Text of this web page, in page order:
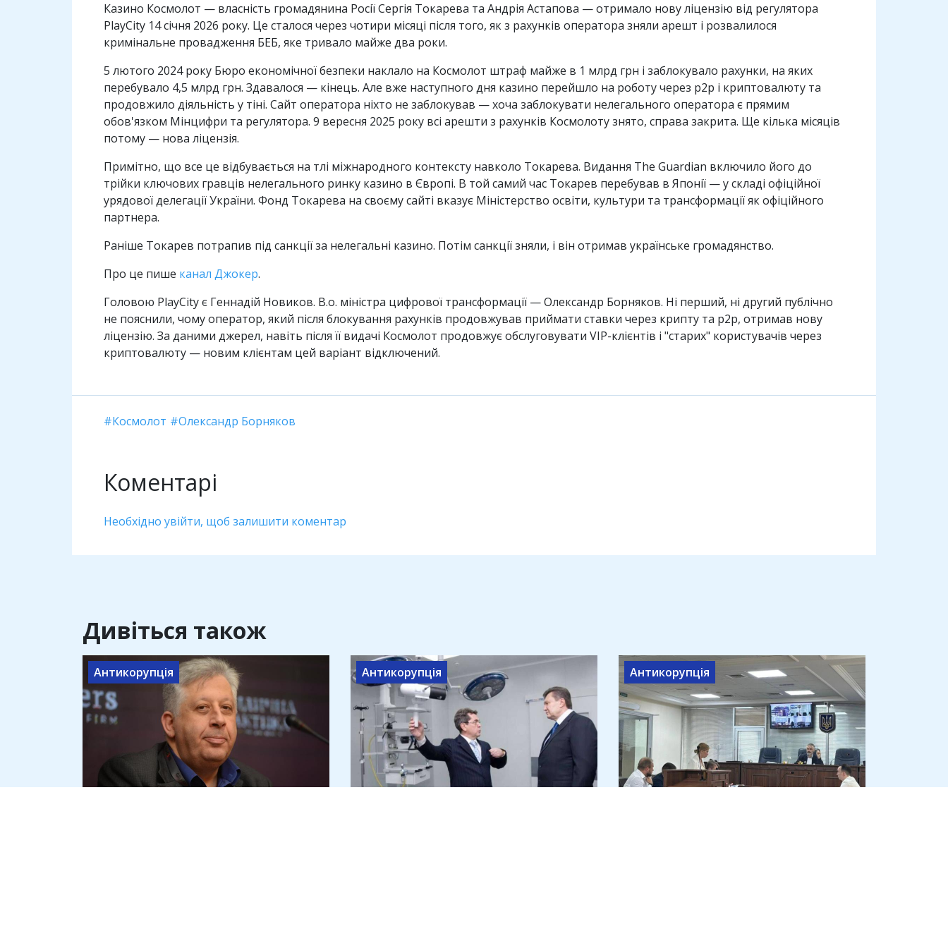
Казино Космолот — власність громадянина Росії Сергія Токарева та Андрія Астапова — отримало нову ліцензію від регулятора
PlayCity 14 січня 2026 року. Це сталося через чотири місяці після того, як з рахунків оператора зняли арешт і розвалилося
кримінальне провадження БЕБ, яке тривало майже два роки.
5 лютого 2024 року Бюро економічної безпеки наклало на Космолот штраф майже в 1 млрд грн і заблокувало рахунки, на яких
перебувало 4,5 млрд грн. Здавалося — кінець. Але вже наступного дня казино перейшло на роботу через p2p і криптовалюту та
продовжило діяльність у тіні. Сайт оператора ніхто не заблокував — хоча заблокувати нелегального оператора є прямим
обов'язком Мінцифри та регулятора. 9 вересня 2025 року всі арешти з рахунків Космолоту знято, справа закрита. Ще кілька місяців
потому — нова ліцензія.
Примітно, що все це відбувається на тлі міжнародного контексту навколо Токарева. Видання The Guardian включило його до
трійки ключових гравців нелегального ринку казино в Європі. В той самий час Токарев перебував в Японії — у складі офіційної
урядової делегації України. Фонд Токарева на своєму сайті вказує Міністерство освіти, культури та трансформації як офіційного
партнера.
Раніше Токарев потрапив під санкції за нелегальні казино. Потім санкції зняли, і він отримав українське громадянство.
Про це пише канал Джокер.
Головою PlayCity є Геннадій Новиков. В.о. міністра цифрової трансформації — Олександр Борняков. Ні перший, ні другий публічно
не пояснили, чому оператор, який після блокування рахунків продовжував приймати ставки через крипту та p2p, отримав нову
ліцензію. За даними джерел, навіть після її видачі Космолот продовжує обслуговувати VIP-клієнтів і "старих" користувачів через
криптовалюту — новим клієнтам цей варіант відключений.
Космолот Олександр Борняков
Коментарі
Необхідно увійти, щоб залишити коментар
Дивіться також
Антикорупція Антикорупція Антикорупція